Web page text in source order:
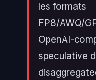
les formats
FP8/AWQ/
OpenAI-
speculative